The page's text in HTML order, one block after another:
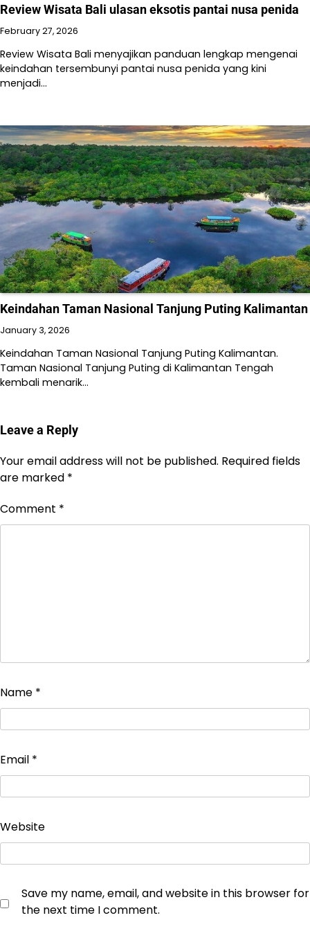
Review Wisata Bali ulasan eksotis pantai nusa penida
February 27, 2026
Review Wisata Bali menyajikan panduan lengkap mengenai
keindahan tersembunyi pantai nusa penida yang kini
menjadi…
Keindahan Taman Nasional Tanjung Puting Kalimantan
January 3, 2026
Keindahan Taman Nasional Tanjung Puting Kalimantan.
Taman Nasional Tanjung Puting di Kalimantan Tengah
kembali menarik…
Leave a Reply
Your email address will not be published. Required fields
are marked *
Comment *
Name *
Email *
Website
Save my name, email, and website in this browser for
the next time I comment.